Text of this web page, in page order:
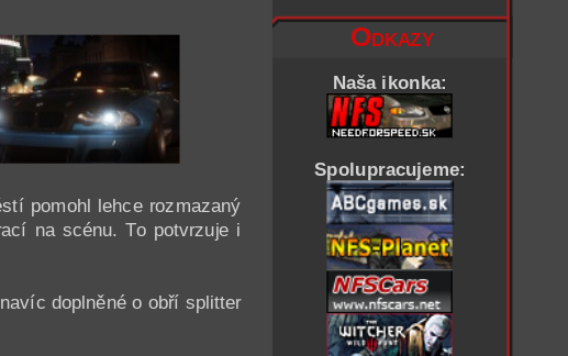
Odkazy
Naša ikonka:
Spolupracujeme:
pomohl lehce rozmazaný
na scénu. To potvrzuje i
doplněné o obří splitter